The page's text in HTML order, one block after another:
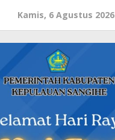
Kamis, 6 Agustus 2026